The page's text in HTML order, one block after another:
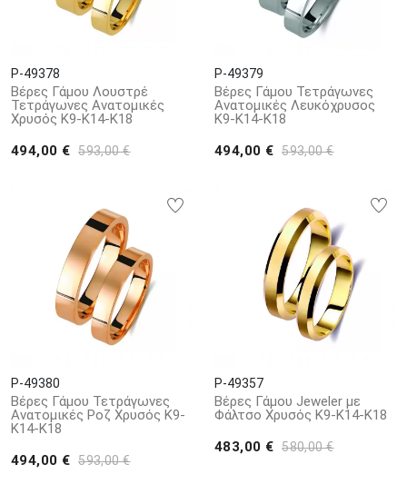
P-49378
Βέρες Γάμου Λουστρέ
Τετράγωνες Ανατομικές
Χρυσός Κ9-Κ14-Κ18
494,00 € 593,00 €
P-49379
Βέρες Γάμου Τετράγωνες
Ανατομικές Λευκόχρυσος
Κ9-Κ14-Κ18
494,00 € 593,00 €
P-49380
Βέρες Γάμου Τετράγωνες
Ανατομικές Ροζ Χρυσός Κ9-
Κ14-Κ18
494,00 € 593,00 €
P-49357
Βέρες Γάμου Jeweler με
Φάλτσο Χρυσός Κ9-Κ14-Κ18
483,00 € 580,00 €